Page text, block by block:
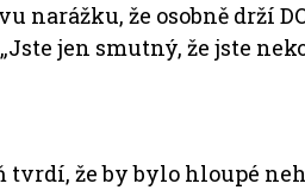
narážku, že osobně drží
jen smutný, že jste
tvrdí, že by bylo hloupé